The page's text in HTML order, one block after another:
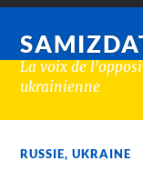
La voix de
ukrainienne
RUSSIE,UKRAINE